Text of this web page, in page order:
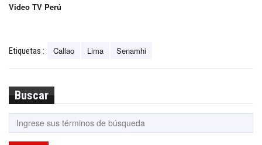
Video TV Perú
Etiquetas : Callao Lima Senamhi
Buscar